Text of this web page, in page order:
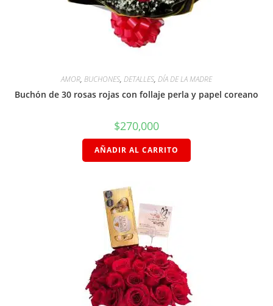
AMOR, BUCHONES, DETALLES, DÍA DE LA MADRE
Buchón de 30 rosas rojas con follaje perla y papel coreano
$270,000
AÑADIR AL CARRITO